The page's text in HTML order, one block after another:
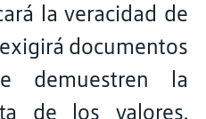
la veracidad de
documentos
demuestren la
de los valores.